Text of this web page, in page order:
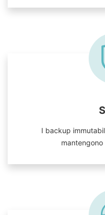
I backup